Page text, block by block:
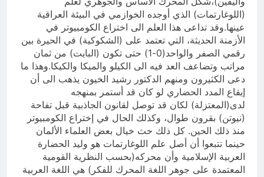
(اللوغارتمات) الذي أوجده الخوازمي في البيئة العراقية
عينها.وقد تداعى هذا العلم الى اختراع الكومبيوتر في
الأزمنة الحديثة، التي تعتمد على (الشكوكية) في الحيرة بين
رقمي الصفر والواحد(0-1) حتى تكون (البايت) من ثمان
مراتب وتضاعف العد فيه الى الكيلو والميكا والكيكا.وهذا ما
دعى الكثيرون ومنهم الدكتور رشيد الخيون يذهب الى أن
إيقاع المدد الحضاري لو كان قد أستمر بمنهجه
لدى(المعتزلة) لكان قد توصل لقانون الجاذبية قبل تفاحة
(نيوتن) بقرون طوال، وكذلك الحال في إختراع الكومبيوتر
منذ ذلك الحين. كل ذلك حث خيال بعض العلماء الألمان
حينما تتبعوا أن أصل علم اللوغارتمات هو وليد الحضارة
العربية الإسلامية وأن محركه(بحسب النظرية القومية
المعتمدة على جوهر اللغة المحرك للفكر) هي اللغة العربية